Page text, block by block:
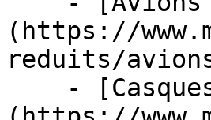
(https://
reduits/